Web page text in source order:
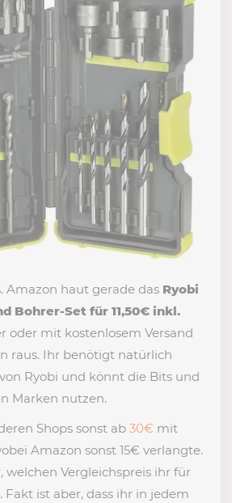
Amazon haut gerade das Ryobi
Bohrer-Set für 11,50€ inkl.
oder mit kostenlosem Versand
raus. Ihr benötigt natürlich
Ryobi und könnt die Bits und
Marken nutzen.
Shops sonst ab 30€ mit
Amazon sonst 15€ verlangte.
welchen Vergleichspreis ihr für
Fakt ist aber, dass ihr in jedem